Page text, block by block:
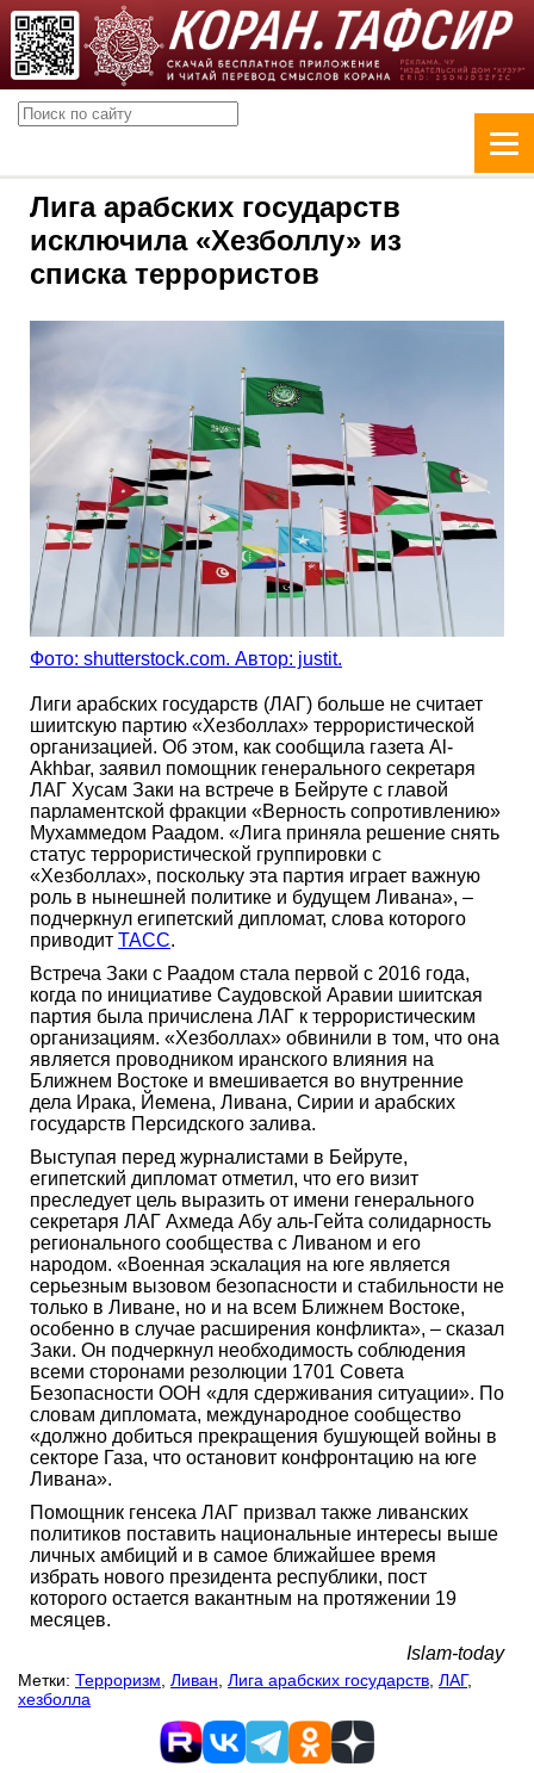
Лига арабских государств
исключила «Хезболлу» из
списка террористов
Фото: shutterstock.com. Автор: justit.
Лиги арабских государств (ЛАГ) больше не считает
шиитскую партию «Хезболлах» террористической
организацией. Об этом, как сообщила газета Al-
Akhbar, заявил помощник генерального секретаря
ЛАГ Хусам Заки на встрече в Бейруте с главой
парламентской фракции «Верность сопротивлению»
Мухаммедом Раадом. «Лига приняла решение снять
статус террористической группировки с
«Хезболлах», поскольку эта партия играет важную
роль в нынешней политике и будущем Ливана», –
подчеркнул египетский дипломат, слова которого
приводит ТАСС.
Встреча Заки с Раадом стала первой с 2016 года,
когда по инициативе Саудовской Аравии шиитская
партия была причислена ЛАГ к террористическим
организациям. «Хезболлах» обвинили в том, что она
является проводником иранского влияния на
Ближнем Востоке и вмешивается во внутренние
дела Ирака, Йемена, Ливана, Сирии и арабских
государств Персидского залива.
Выступая перед журналистами в Бейруте,
египетский дипломат отметил, что его визит
преследует цель выразить от имени генерального
секретаря ЛАГ Ахмеда Абу аль-Гейта солидарность
регионального сообщества с Ливаном и его
народом. «Военная эскалация на юге является
серьезным вызовом безопасности и стабильности не
только в Ливане, но и на всем Ближнем Востоке,
особенно в случае расширения конфликта», – сказал
Заки. Он подчеркнул необходимость соблюдения
всеми сторонами резолюции 1701 Совета
Безопасности ООН «для сдерживания ситуации». По
словам дипломата, международное сообщество
«должно добиться прекращения бушующей войны в
секторе Газа, что остановит конфронтацию на юге
Ливана».
Помощник генсека ЛАГ призвал также ливанских
политиков поставить национальные интересы выше
личных амбиций и в самое ближайшее время
избрать нового президента республики, пост
которого остается вакантным на протяжении 19
месяцев.
Islam-today
Метки: Терроризм Ливан Лига арабских государств ЛАГ,
хезболла